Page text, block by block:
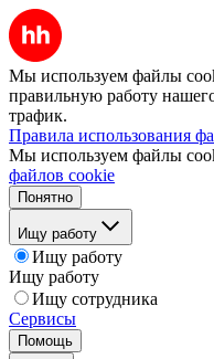
Мы используем файлы
правильную работу
трафик.
Правила использования
Мы используем файлы
файлов cookie
Понятно
Ищу работу
Ищу работу
Ищу работу
Ищу сотрудника
Сервисы
Помощь